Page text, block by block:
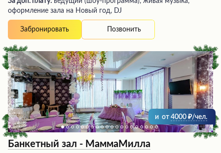
оформление зала на Новый год, DJ
Забронировать Позвонить
и от 4000 /чел.
Банкетный зал - МаммаМилла